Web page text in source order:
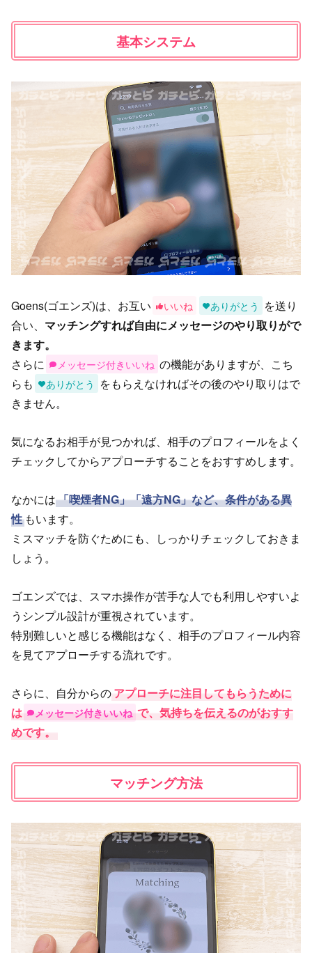
基本システム
Goens(ゴエンズ)は、お互い いいね ありがとう を送り
合い、 マッチングすれば自由にメッセージのやり取りがで
きます。
さらに
メッセージ付きいいね の機能がありますが、こち
らも
ありがとう をもらえなければその後のやり取りはで
きません。
気になるお相手が見つかれば、相手のプロフィールをよく
チェックしてからアプローチすることをおすすめします。
なかには「喫煙者NG」「遠方NG」など、条件がある異
性 もいます。
ミスマッチを防ぐためにも、しっかりチェックしておきま
しょう。
ゴエンズでは、スマホ操作が苦手な人でも利用しやすいよ
うシンプル設計が重視されています。
特別難しいと感じる機能はなく、相手のプロフィール内容
を見てアプローチする流れです。
さらに、自分からのアプローチに注目してもらうために
は
メッセージ付きいいね で、気持ちを伝えるのがおすす
めです。
マッチング方法